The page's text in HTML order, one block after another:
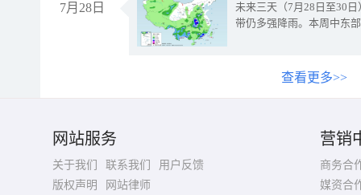
7月28日
未来三天（7月28日至30
带仍多强降雨。本周中东
查看更多>>
网站服务
关于我们 联系我们
用户反馈
版权声明
网站律师
营销
商务合
媒资合